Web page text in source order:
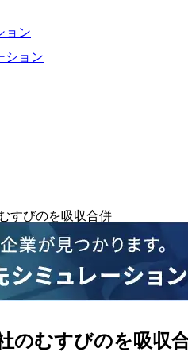
すびのを吸収合併
のむすびのを吸収